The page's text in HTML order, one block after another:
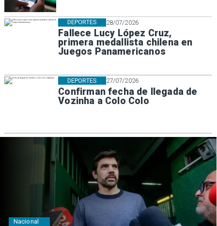
28/07/2026
Fallece Lucy López Cruz,
primera medallista chilena en
Juegos Panamericanos
DEPORTES
27/07/2026
Confirman fecha de llegada de
Vozinha a Colo Colo
DEPORTES
Nacional